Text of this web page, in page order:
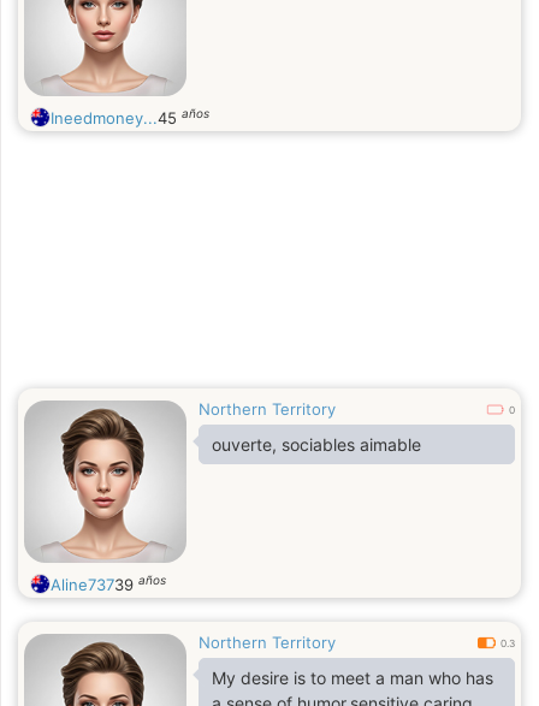
Ineedmoney...45 años
Northern Territory 0
ouverte, sociables aimable
Aline73739 años
Northern Territory 0.3
My desire is to meet a man who has